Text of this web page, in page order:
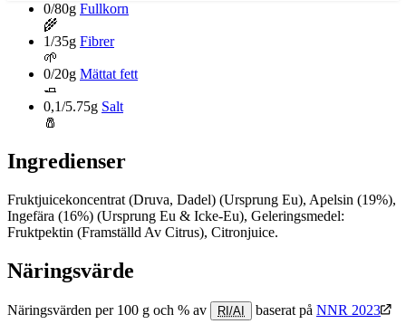
0/80g Fullkorn
🌾
1/35g Fibrer
🌱
0/20g Mättat fett
🧈
0,1/5.75g Salt
🧂
Ingredienser
Fruktjuicekoncentrat (Druva, Dadel) (Ursprung Eu), Apelsin (19%),
Ingefära (16%) (Ursprung Eu & Icke-Eu), Geleringsmedel:
Fruktpektin (Framställd Av Citrus), Citronjuice.
Näringsvärde
Näringsvärden per 100 g och % av RI/AI baserat på NNR 2023